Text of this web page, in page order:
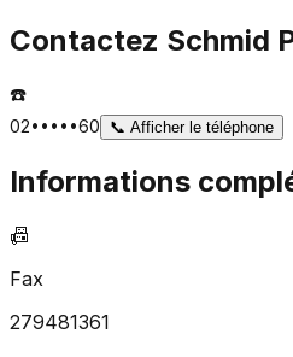
Contactez Schmid
☎️
02•••••60 📞 Afficher le téléphone
Informations
📠
Fax
279481361